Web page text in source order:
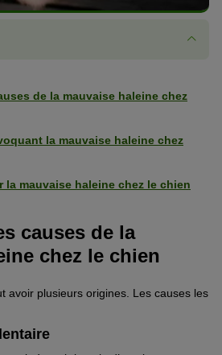
de la mauvaise haleine chez
la mauvaise haleine chez
la mauvaise haleine chez le chien
causes de la
chez le chien
avoir plusieurs origines. Les causes les